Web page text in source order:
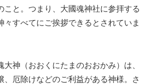
こと。つまり、大國魂神社に参拝する
々すべてにご挨拶できるとされていま
大神（おおくにたまのおおかみ）は、
、厄除けなどのご利益がある神様。さ